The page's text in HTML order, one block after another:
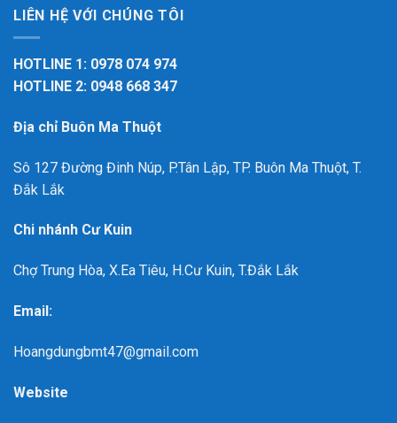
LIÊN HỆ VỚI CHÚNG TÔI
HOTLINE 1: 0978 074 974
HOTLINE 2: 0948 668 347
Địa chỉ Buôn Ma Thuột
Sô 127 Đường Đinh Núp, P.Tân Lập, TP. Buôn Ma Thuột, T.
Đắk Lắk
Chi nhánh Cư Kuin
Chợ Trung Hòa, X.Ea Tiêu, H.Cư Kuin, T.Đắk Lắk
Email:
Hoangdungbmt47@gmail.com
Website